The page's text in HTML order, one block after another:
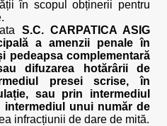
în scopul obținerii pentru
S.C. CARPATICA ASIG
a amenzii penale în
pedeapsa complementară
difuzarea hotărârii de
presei scrise, în
sau prin intermediul
intermediul unui număr de
infracțiunii de dare de mită.